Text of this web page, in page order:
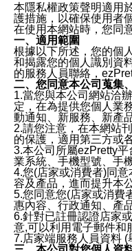
本隱私權政策聲明適用
護措施，以確保使用者
在使用本網站時，您同
一、適用範圍
根據以下所述，您的個
和揭露您的個人識別資
的服務人員聯絡，
二、您同意本公司蒐集
1.當您與本公司網站洽
定，在為提供您個人業
動通知、新服務、新產
2.請您注意，在本網站
的保護，適用第三方或
3.本公司所屬ezPretty
業系統、手機型號、手
4.您(店家或消費者)同
容及產品，進而提升本
5.您同意您(店家或消費
惠內容、行政通知、產
6.針對已註冊認證店家
意,可以利用電子郵件和
7.店家端服務人員資料